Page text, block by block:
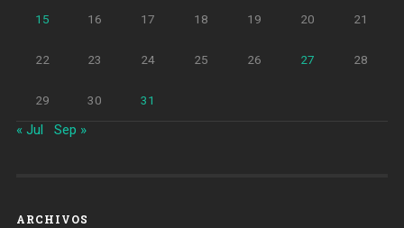
15 16 17 18 19 20 21
22 23 24 25 26 27 28
29 30 31
« Jul Sep »
ARCHIVOS